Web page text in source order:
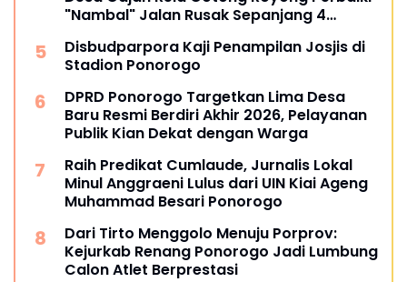
"Nambal" Jalan Rusak Sepanjang 4
Disbudparpora Kaji Penampilan Josjis di
Stadion Ponorogo
DPRD Ponorogo Targetkan Lima Desa
Baru Resmi Berdiri Akhir 2026, Pelayanan
Publik Kian Dekat dengan Warga
Raih Predikat Cumlaude, Jurnalis Lokal
Minul Anggraeni Lulus dari UIN Kiai Ageng
Muhammad Besari Ponorogo
Dari Tirto Menggolo Menuju Porprov:
Kejurkab Renang Ponorogo Jadi Lumbung
Calon Atlet Berprestasi